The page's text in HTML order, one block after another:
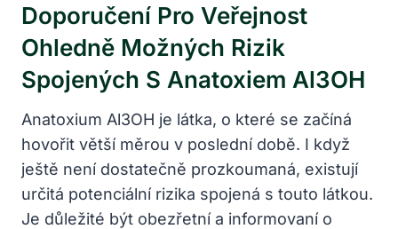
Doporučení Pro Veřejnost
Ohledně Možných Rizik
Spojených S Anatoxiem Al3OH
Anatoxium Al3OH je látka, o které se začíná
hovořit větší měrou v poslední době. I když
ještě není dostatečně prozkoumaná, existují
určitá potenciální rizika spojená s touto látkou.
Je důležité být obezřetní a informovaní o